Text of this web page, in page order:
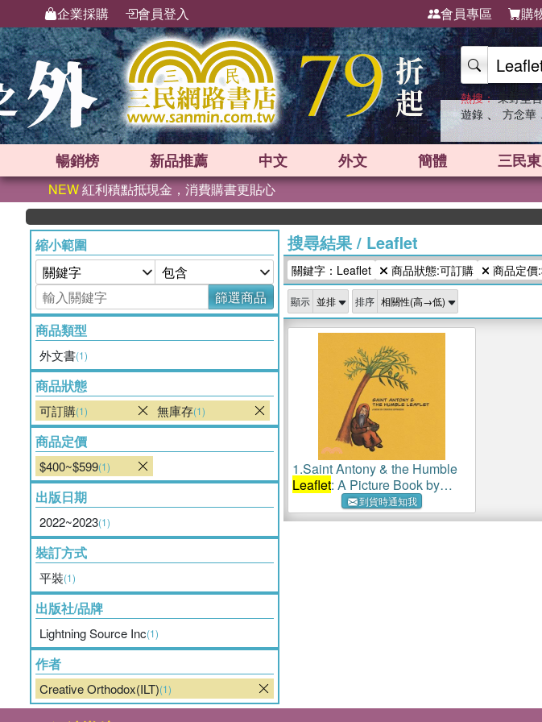
企業採購 會員登入 會員專區 購
熱搜： 東野圭吾
遊錄 、 方念華
暢銷榜 新品推薦 中文 外文 簡體 三民
NEW紅利積點抵現金，消費購書更貼心
縮小範圍
篩選商品
商品類型
外文書(1)
商品狀態
可訂購(1) 無庫存(1)
商品定價
$400~$599(1)
出版日期
2022~2023(1)
裝訂方式
平裝(1)
出版社/品牌
Lightning Source Inc(1)
作者
Creative Orthodox(ILT)(1)
搜尋結果/ Leaflet
關鍵字：Leaflet 商品狀態:可訂購 商品定
顯示 排序
1.Saint Antony & the Humble
Leaflet: A Picture Book by
Creative Orthodox
到貨時通知我